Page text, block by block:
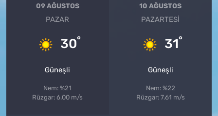
09 AĞUSTOS
PAZAR
30°
Güneşli
Nem: %21
Rüzgar: 6.00 m/s
10 AĞUSTOS
PAZARTESI
31°
Güneşli
Nem: %22
Rüzgar: 7.61 m/s